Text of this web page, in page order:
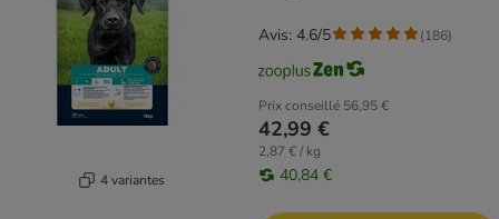
4 variantes
Prix conseillé 56,95 €
42,99 €
2,87 € / kg
40,84 €
Avis: 4.6/5 (186)